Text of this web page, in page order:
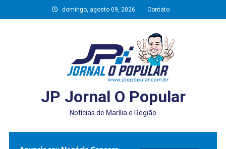
to
domingo, agosto 09, 2026 Contato
JP Jornal O Popular
Notícias de Marília e Região